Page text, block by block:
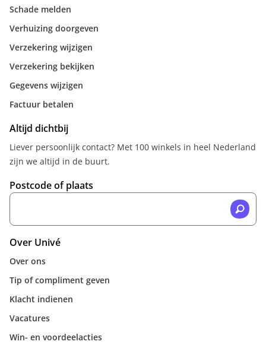
Schade melden
Verhuizing doorgeven
Verzekering wijzigen
Verzekering bekijken
Gegevens wijzigen
Factuur betalen
Altijd dichtbij
Liever persoonlijk contact? Met 100 winkels in heel Nederland
zijn we altijd in de buurt.
Postcode of plaats
Over Univé
Over ons
Tip of compliment geven
Klacht indienen
Vacatures
Win- en voordeelacties